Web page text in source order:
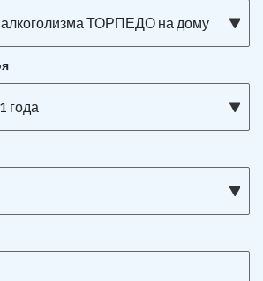
алкоголизма ТОРПЕДО на дому
года